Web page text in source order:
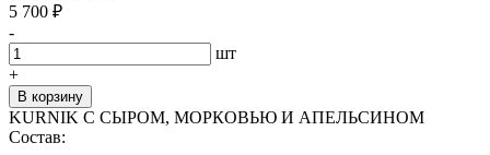
5 700 ₽
-
шт
+
В корзину
KURNIK С СЫРОМ, МОРКОВЬЮ И АПЕЛЬСИНОМ
Состав: